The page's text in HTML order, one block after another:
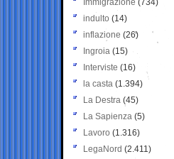
Immigrazione (734)
indulto (14)
inflazione (26)
Ingroia (15)
Interviste (16)
la casta (1.394)
La Destra (45)
La Sapienza (5)
Lavoro (1.316)
LegaNord (2.411)